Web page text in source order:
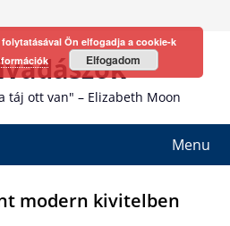
táj ott van" – Elizabeth Moon
Menu
modern kivitelben
Ön elfogadja a cookie-k
Elfogadom